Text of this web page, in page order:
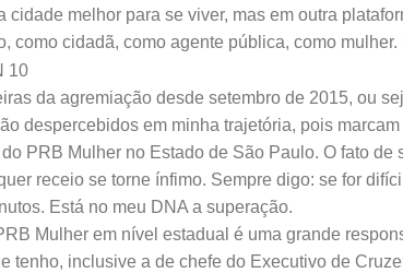
cidade melhor para se viver, mas em outra
como cidadã, como agente pública, como
da agremiação desde setembro de 2015, ou
despercebidos em minha trajetória, pois
PRB Mulher no Estado de São Paulo. O fato
receio se torne ínfimo. Sempre digo: se for
Está no meu DNA a superação.
Mulher em nível estadual é uma grande
tenho, inclusive a de chefe do Executivo de